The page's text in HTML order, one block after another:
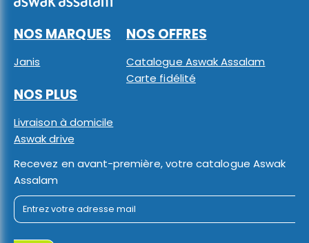
NOS MARQUES
Janis
NOS OFFRES
Catalogue Aswak Assalam
Carte fidélité
NOS PLUS
Livraison à domicile
Aswak drive
Recevez en avant-première, votre catalogue Aswak
Assalam